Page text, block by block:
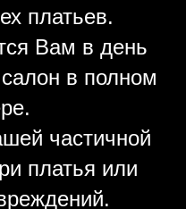
платьев.
Вам в день
в полном
частичной
платья или